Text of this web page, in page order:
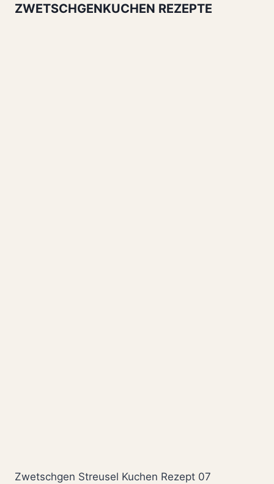
ZWETSCHGENKUCHEN REZEPTE
Zwetschgen Streusel Kuchen Rezept 07